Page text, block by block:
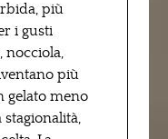
più
i gusti
nocciola,
più
gelato meno
stagionalità,